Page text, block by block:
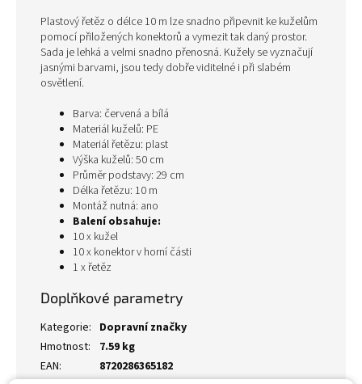
Plastový řetěz o délce 10 m lze snadno připevnit ke kuželům
pomocí přiložených konektorů a vymezit tak daný prostor.
Sada je lehká a velmi snadno přenosná. Kužely se vyznačují
jasnými barvami, jsou tedy dobře viditelné i při slabém
osvětlení.
Barva: červená a bílá
Materiál kuželů: PE
Materiál řetězu: plast
Výška kuželů: 50 cm
Průměr podstavy: 29 cm
Délka řetězu: 10 m
Montáž nutná: ano
Balení obsahuje:
10 x kužel
10 x konektor v horní části
1 x řetěz
Doplňkové parametry
Kategorie: Dopravní značky
Hmotnost:
7.59 kg
EAN: 8720286365182